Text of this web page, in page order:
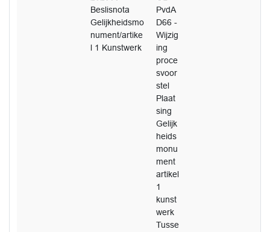
Beslisnota
Gelijkheidsmo
nument/artike
l 1 Kunstwerk
PvdA
D66 -
Wijzig
ing
proce
svoor
stel
Plaat
sing
Gelijk
heids
monu
ment
artikel
1
kunst
werk
Tusse